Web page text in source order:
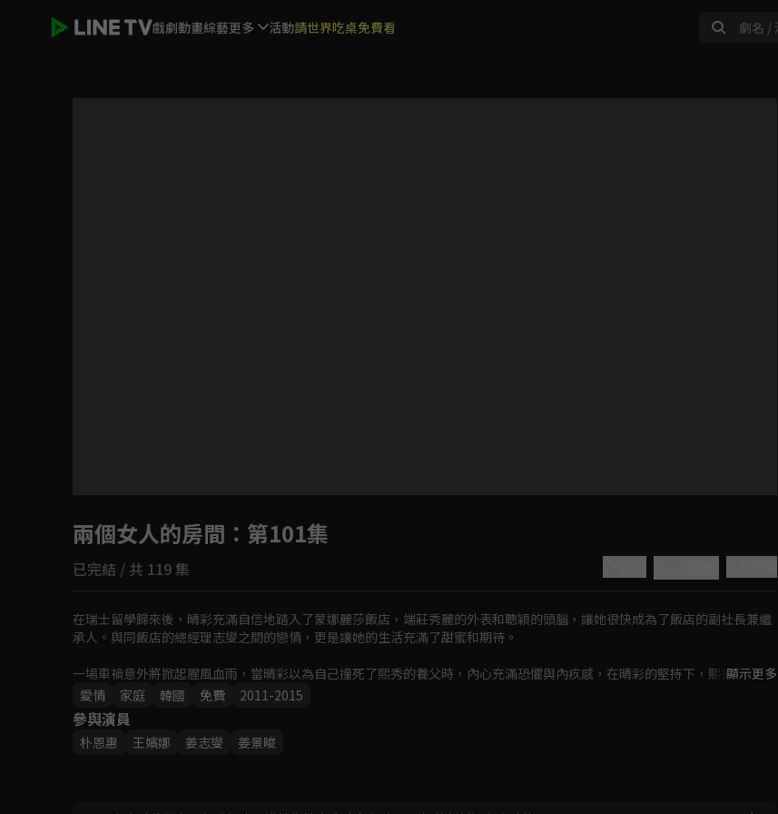
戲劇動畫綜藝更多 活動請世界吃桌免費看
如有不便請見諒
回首頁
兩個女人的房間 ：第101集
已完結 / 共 119 集
在瑞士留學歸來後，晴彩充滿自信地踏入了蒙娜麗莎飯店，端莊秀麗的外表和聰穎的頭腦，讓她很快成為了飯店的副社長兼繼
承人。與同飯店的總經理志燮之間的戀情，更是讓她的生活充滿了甜蜜和期待。
一場車禍意外將掀起腥風血雨，當晴彩以為自己撞死了熙秀的養父時，內心充滿恐懼與內疚感，在晴彩的堅持下，熙秀搬進了
她的家，開始了新的生活。從那時起，晴彩心愛的人和她的一切都逐漸被熙秀所奪走，包括飯店的地位和財富，晴彩更是從繼
承人淪為女僕，為了奪回曾經的一切，晴彩對熙秀展開復仇。
顯示更多
愛情
家庭 韓國 免費 2011-2015
參與演員
朴恩惠 王嬪娜 姜志燮 姜景晙